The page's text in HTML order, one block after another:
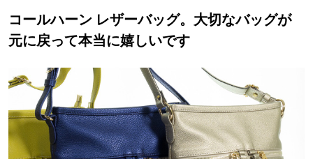
コールハーン レザーバッグ。大切なバッグが
元に戻って本当に嬉しいです